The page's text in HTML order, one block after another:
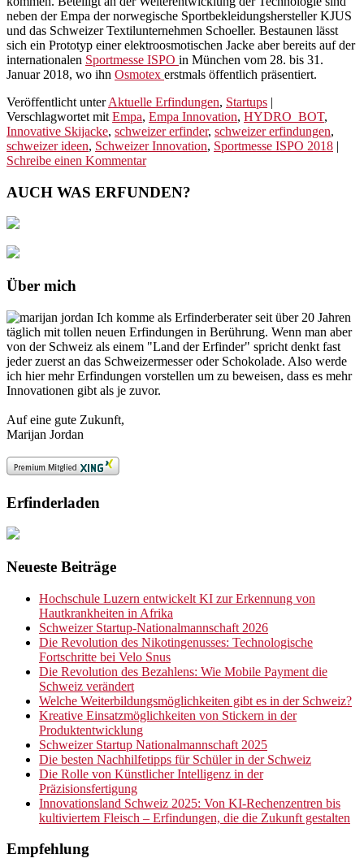
neben der Empa der norwegische Sportbekleidungshersteller KJUS
und das Schweizer Textilunternehmen Schoeller. Bestaunen lässt
sich ein Prototyp einer elektroosmotischen Jacke aber bereits auf der
internationalen Sportmesse ISPO in München vom 28. bis 31.
Januar 2018, wo ihn Osmotex erstmals öffentlich präsentiert.
Veröffentlicht unter Aktuelle Erfindungen, Startups |
Verschlagwortet mit Empa, Empa Innovation, HYDRO_BOT,
Innovative Skijacke, schweizer erfinder, schweizer erfindungen,
schweizer ideen, Schweizer Innovation, Sportmesse ISPO 2018 |
Schreibe einen Kommentar
AUCH WAS ERFUNDEN?
Über mich
Ich komme als Erfinderberater seit über 20 Jahren
täglich mit tollen neuen Erfindungen in Berührung. Wenn man aber
von der Schweiz als einem "Land der Erfinder" spricht denkt fast
jeder zuerst an das Schweizermesser oder Schokolade. Also werde
ich hier mehr Erfindungen vorstellen um zu beweisen, dass es mehr
Innovationen gibt als je zuvor.
Auf eine gute Zukunft,
Marijan Jordan
Erfinderladen
Neueste Beiträge
Hochschule Luzern entwickelt KI zur Erkennung von
Hautkrankheiten in Afrika
Schweizer Startup-Nationalmannschaft 2026
Die Revolution des Nikotingenusses: Technologische
Fortschritte bei Velo Snus
Die Revolution des Bezahlens: Wie Mobile Payment die
Schweiz verändert
Welche Weiterbildungsmöglichkeiten gibt es in der Schweiz?
Kreative Einsatzmöglichkeiten von Stickern in der
Produktentwicklung
Schweizer Startup Nationalmannschaft 2025
Die besten Nachhilfetipps für Schüler in der Schweiz
Die Rolle von Künstlicher Intelligenz in der
Präzisionsfertigung
Innovationsland Schweiz 2025: Von KI-Rechenzentren bis
kultiviertem Fleisch – Erfindungen, die die Zukunft gestalten
Empfehlung